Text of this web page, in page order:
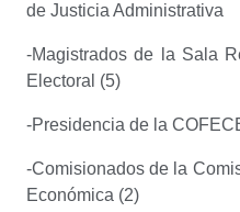
de Justicia Administrativa
-Magistrados de la Sala
Electoral (5)
-Presidencia de la
-Comisionados de la
Económica (2)